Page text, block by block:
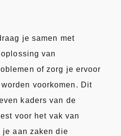
je samen met
van
of zorg je ervoor
voorkomen. Dit
kaders van de
voor het vak van
aan zaken die